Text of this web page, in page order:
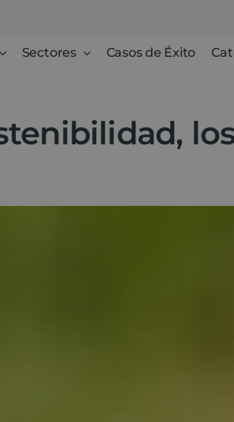
Sectores Casos de Éxito